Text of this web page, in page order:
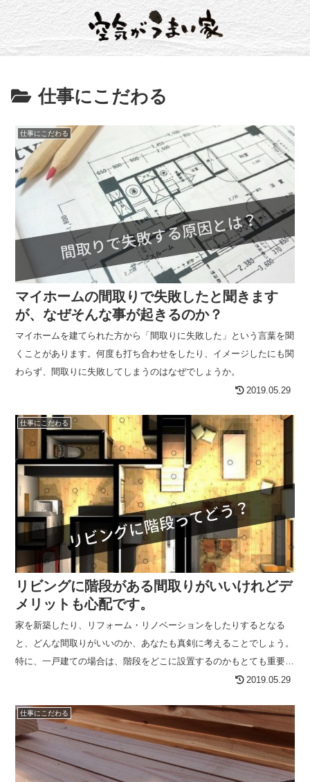
仕事にこだわる
仕事にこだわる
マイホームの間取りで失敗したと聞きます
が、なぜそんな事が起きるのか？
マイホームを建てられた方から「間取りに失敗した」という言葉を聞
くことがあります。何度も打ち合わせをしたり、イメージしたにも関
わらず、間取りに失敗してしまうのはなぜでしょうか。
2019.05.29
仕事にこだわる
リビングに階段がある間取りがいいけれどデ
メリットも心配です。
家を新築したり、リフォーム・リノベーションをしたりするとなる
と、どんな間取りがいいのか、あなたも真剣に考えることでしょう。
特に、一戸建ての場合は、階段をどこに設置するのかもとても重要な
ポイントになります。 また、最近、オシャレな住まいを紹介する雑
2019.05.29
仕事にこだわる